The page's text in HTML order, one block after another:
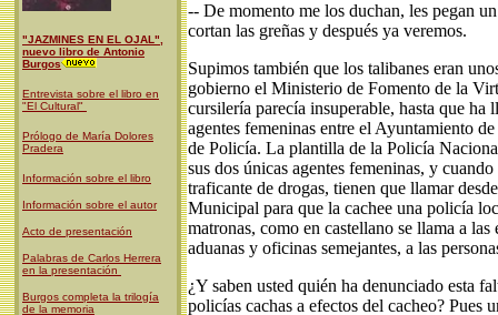
"JAZMINES EN EL OJAL",
nuevo libro de Antonio
Burgos
Entrevista sobre el libro en
"El Cultural"
Prólogo de María Dolores
Pradera
Información sobre el libro
Información sobre el autor
Acto de presentación
Palabras de Carlos Herrera
en la presentación
Burgos completa la trilogía
de la memoria
-- De momento me los duchan, les pegan
cortan las greñas y después ya veremos.
Supimos también que los talibanes eran
gobierno el Ministerio de Fomento de la
cursilería parecía insuperable, hasta que ha
agentes femeninas entre el Ayuntamiento
de Policía. La plantilla de la Policía
sus dos únicas agentes femeninas, y
traficante de drogas, tienen que llamar
Municipal para que la cachee una policía
matronas, como en castellano se llama a las
aduanas y oficinas semejantes, a las
¿Y saben usted quién ha denunciado esta
policías cachas a efectos del cacheo? Pues